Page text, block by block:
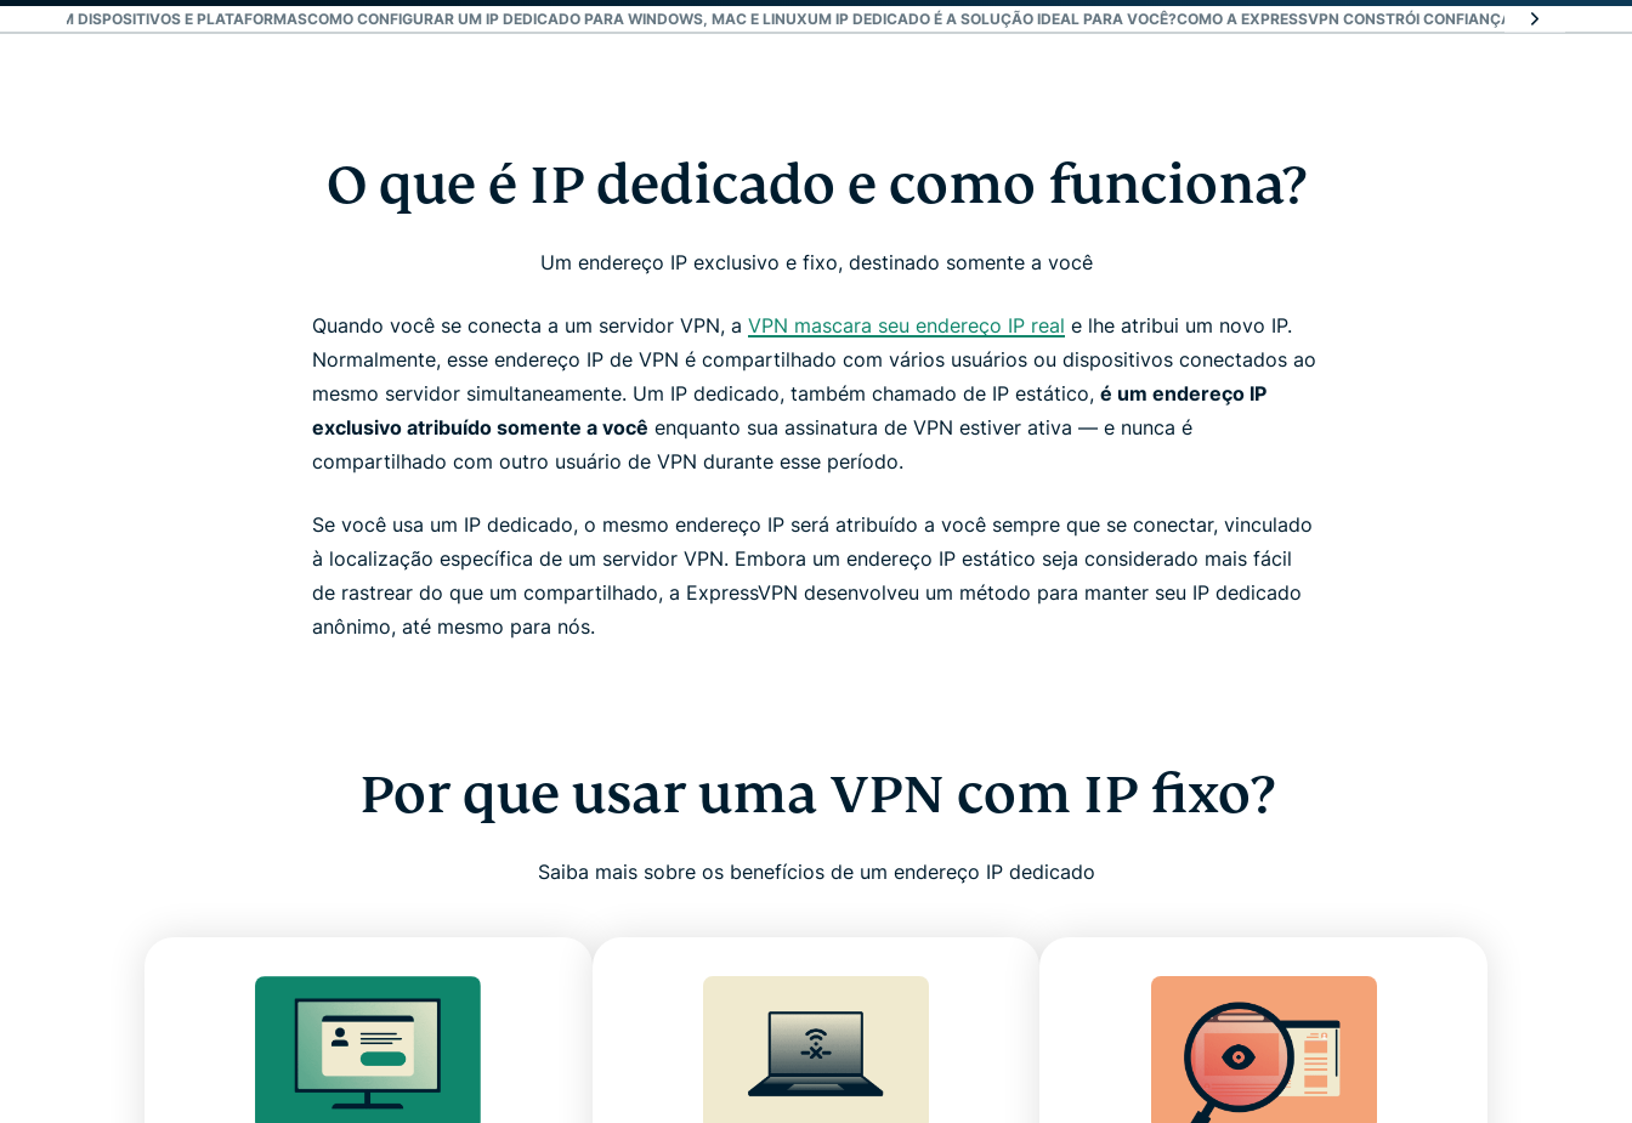
COM DISPOSITIVOS E PLATAFORMASCOMO CONFIGURAR UM IP DEDICADO PARA WINDOWS, MAC E LINUXUM IP DEDICADO É A SOLUÇÃO IDEAL PARA VOCÊ?COMO A EXPRESSVPN CONSTRÓI CONFIANÇA E
O que é IP dedicado e como funciona?
Um endereço IP exclusivo e fixo, destinado somente a você
Quando você se conecta a um servidor VPN, a VPN mascara seu endereço IP real e lhe atribui um novo IP.
Normalmente, esse endereço IP de VPN é compartilhado com vários usuários ou dispositivos conectados ao
mesmo servidor simultaneamente. Um IP dedicado, também chamado de IP estático, é um endereço IP
exclusivo atribuído somente a você enquanto sua assinatura de VPN estiver ativa — e nunca é
compartilhado com outro usuário de VPN durante esse período.
Se você usa um IP dedicado, o mesmo endereço IP será atribuído a você sempre que se conectar, vinculado
à localização específica de um servidor VPN. Embora um endereço IP estático seja considerado mais fácil
de rastrear do que um compartilhado, a ExpressVPN desenvolveu um método para manter seu IP dedicado
anônimo, até mesmo para nós.
Por que usar uma VPN com IP fixo?
Saiba mais sobre os benefícios de um endereço IP dedicado